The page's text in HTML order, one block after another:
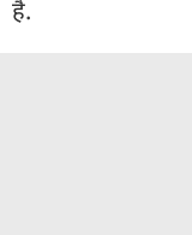
है.